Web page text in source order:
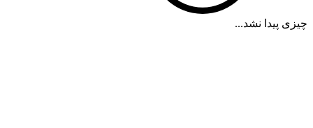
چیزی پیدا نشد...